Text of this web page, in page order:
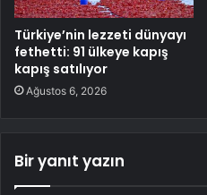
Türkiye’nin lezzeti dünyayı
fethetti: 91 ülkeye kapış
kapış satılıyor
Ağustos 6, 2026
Bir yanıt yazın